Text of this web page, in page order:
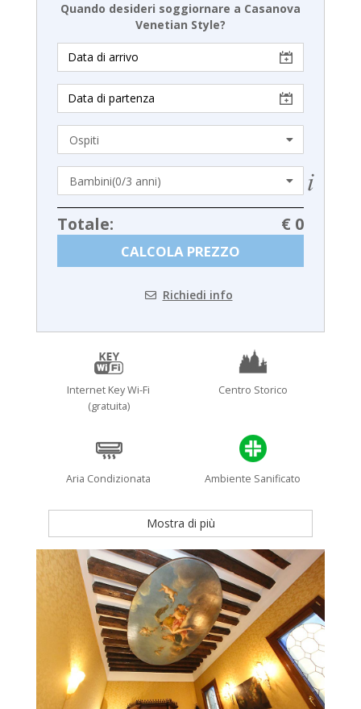
Quando desideri soggiornare a Casanova
Venetian Style?
Totale: € 0
CALCOLA PREZZO
Richiedi info
Internet Key Wi-Fi
(gratuita)
Centro Storico
Aria Condizionata Ambiente Sanificato
Mostra di più